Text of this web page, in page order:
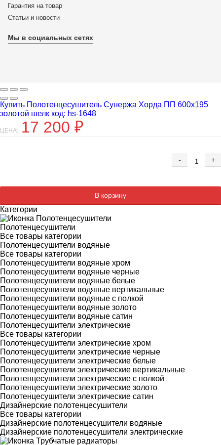
Гарантия на товар
Статьи и новости
Мы в социальных сетях
Купить Полотенцесушитель Сунержа Хорда ПП 600x195
золотой шелк код: hs-1648
ЦЕНА: 17 200 ₽
- +
В корзину
Категории
Полотенцесушители
Все товары категории
Полотенцесушители водяные
Все товары категории
Полотенцесушители водяные хром
Полотенцесушители водяные черные
Полотенцесушители водяные белые
Полотенцесушители водяные вертикальные
Полотенцесушители водяные с полкой
Полотенцесушители водяные золото
Полотенцесушители водяные сатин
Полотенцесушители электрические
Все товары категории
Полотенцесушители электрические хром
Полотенцесушители электрические черные
Полотенцесушители электрические белые
Полотенцесушители электрические вертикальные
Полотенцесушители электрические с полкой
Полотенцесушители электрические золото
Полотенцесушители электрические сатин
Дизайнерские полотенцесушители
Все товары категории
Дизайнерские полотенцесушители водяные
Дизайнерские полотенцесушители электрические